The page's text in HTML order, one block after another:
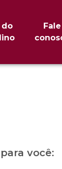
do
Fale
você: